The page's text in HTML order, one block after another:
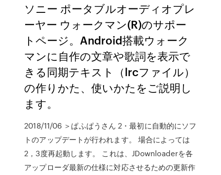
ソニー ポータブルオーディオプレ
ーヤー ウォークマン(R)のサポー
トページ。Android搭載ウォーク
マンに自作の文章や歌詞を表示で
きる同期テキスト（lrcファイル）
の作りかた、使いかたをご説明し
ます。
2018/11/06 ＞ぱふぱうさん 2・最初に自動的にソフ
トのアップデートが行われます。 場合によっては
2，3度再起動します。 これは、JDownloaderを各
アップローダ最新の仕様に対応させるための更新作